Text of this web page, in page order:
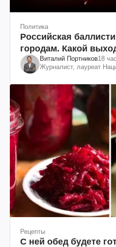
Политика
Российская
городам. Какой
Виталий Портников18
Журналист, лауреат
Рецепты
С ней обед будете